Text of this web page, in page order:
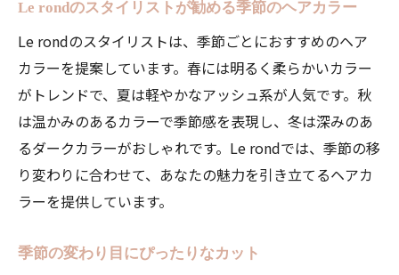
Le rondのスタイリストが勧める季節のヘアカラー
Le rondのスタイリストは、季節ごとにおすすめのヘア
カラーを提案しています。春には明るく柔らかいカラー
がトレンドで、夏は軽やかなアッシュ系が人気です。秋
は温かみのあるカラーで季節感を表現し、冬は深みのあ
るダークカラーがおしゃれです。Le rondでは、季節の移
り変わりに合わせて、あなたの魅力を引き立てるヘアカ
ラーを提供しています。
季節の変わり目にぴったりなカット